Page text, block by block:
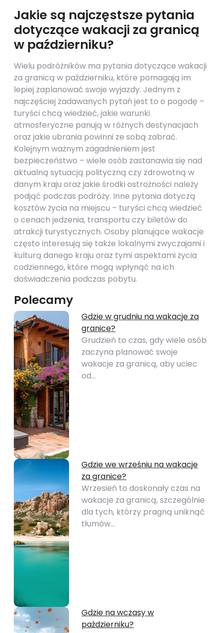
Jakie są najczęstsze pytania
dotyczące wakacji za granicą
w październiku?
Wielu podróżników ma pytania dotyczące wakacji
za granicą w październiku, które pomagają im
lepiej zaplanować swoje wyjazdy. Jednym z
najczęściej zadawanych pytań jest to o pogodę –
turyści chcą wiedzieć, jakie warunki
atmosferyczne panują w różnych destynacjach
oraz jakie ubrania powinni ze sobą zabrać.
Kolejnym ważnym zagadnieniem jest
bezpieczeństwo – wiele osób zastanawia się nad
aktualną sytuacją polityczną czy zdrowotną w
danym kraju oraz jakie środki ostrożności należy
podjąć podczas podróży. Inne pytania dotyczą
kosztów życia na miejscu – turyści chcą wiedzieć
o cenach jedzenia, transportu czy biletów do
atrakcji turystycznych. Osoby planujące wakacje
często interesują się także lokalnymi zwyczajami i
kulturą danego kraju oraz tymi aspektami życia
codziennego, które mogą wpłynąć na ich
doświadczenia podczas pobytu.
Polecamy
Gdzie w grudniu na wakacje za
granice?
Grudzień to czas, gdy wiele osób
zaczyna planować swoje
wakacje za granicą, aby uciec
od…
Gdzie we wrześniu na wakacje
za granice?
Wrzesień to doskonały czas na
wakacje za granicą, szczególnie
dla tych, którzy pragną uniknąć
tłumów…
Gdzie na wczasy w
październiku?